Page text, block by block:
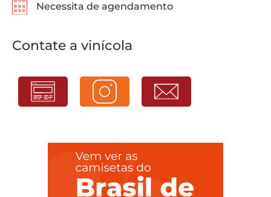
Necessita de agendamento
Contate a vinícola